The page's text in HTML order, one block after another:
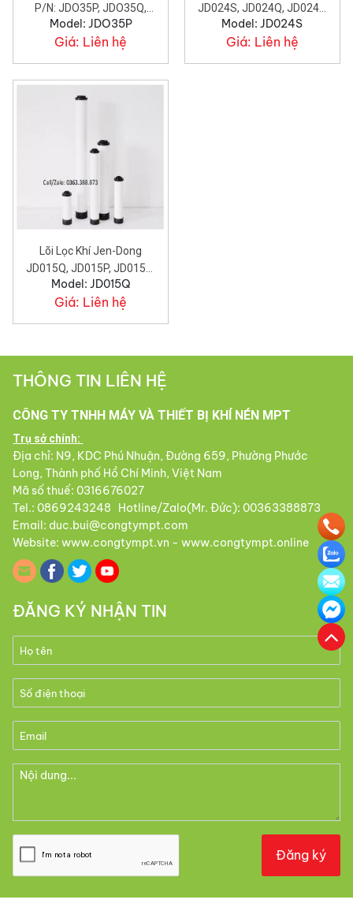
P/N: JDO35P, JDO35Q,
JDO35S, JDO35C.
Model: JDO35P
Giá: Liên hệ
JD024S, JD024Q, JD024P,
JD024C.
Model: JD024S
Giá: Liên hệ
Lõi Lọc Khí Jen-Dong
JD015Q, JD015P, JD015S,
JD015C.
Model: JD015Q
Giá: Liên hệ
THÔNG TIN LIÊN HỆ
CÔNG TY TNHH MÁY VÀ THIẾT BỊ KHÍ NÉN MPT
Trụ sở chính:
Địa chỉ: N9, KDC Phú Nhuận, Đường 659, Phường Phước
Long, Thành phố Hồ Chí Minh, Việt Nam
Mã số thuế: 0316676027
Tel.: 0869243248 Hotline/Zalo(Mr. Đức): 00363388873
Email: duc.bui@congtympt.com
Website: www.congtympt.vn - www.congtympt.online
ĐĂNG KÝ NHẬN TIN
Đăng ký